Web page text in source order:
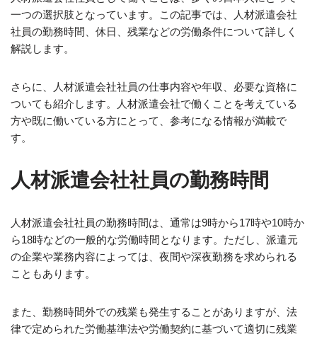
一つの選択肢となっています。この記事では、人材派遣会社
社員の勤務時間、休日、残業などの労働条件について詳しく
解説します。
さらに、人材派遣会社社員の仕事内容や年収、必要な資格に
ついても紹介します。人材派遣会社で働くことを考えている
方や既に働いている方にとって、参考になる情報が満載で
す。
人材派遣会社社員の勤務時間
人材派遣会社社員の勤務時間は、通常は9時から17時や10時か
ら18時などの一般的な労働時間となります。ただし、派遣元
の企業や業務内容によっては、夜間や深夜勤務を求められる
こともあります。
また、勤務時間外での残業も発生することがありますが、法
律で定められた労働基準法や労働契約に基づいて適切に残業